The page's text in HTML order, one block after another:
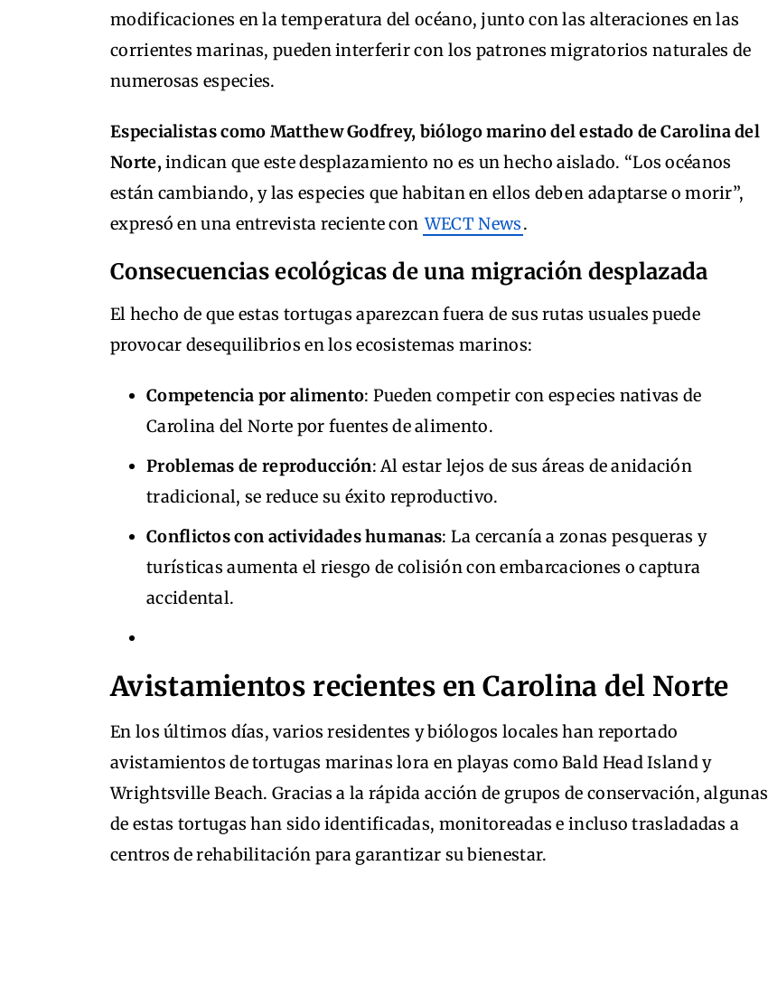
modificaciones en la temperatura del océano, junto con las alteraciones en las
corrientes marinas, pueden interferir con los patrones migratorios naturales de
numerosas especies.
Especialistas como Matthew Godfrey, biólogo marino del estado de Carolina del
Norte,indican que este desplazamiento no es un hecho aislado. “Los océanos
están cambiando, y las especies que habitan en ellos deben adaptarse o morir”,
expresó en una entrevista reciente con WECT News.
Consecuencias ecológicas de una migración desplazada
El hecho de que estas tortugas aparezcan fuera de sus rutas usuales puede
provocar desequilibrios en los ecosistemas marinos:
Competencia por alimento: Pueden competir con especies nativas de
Carolina del Norte por fuentes de alimento.
Problemas de reproducción: Al estar lejos de sus áreas de anidación
tradicional, se reduce su éxito reproductivo.
Conflictos con actividades humanas: La cercanía a zonas pesqueras y
turísticas aumenta el riesgo de colisión con embarcaciones o captura
accidental.
Avistamientos recientes en Carolina del Norte
En los últimos días, varios residentes y biólogos locales han reportado
avistamientos de tortugas marinas lora en playas como Bald Head Island y
Wrightsville Beach. Gracias a la rápida acción de grupos de conservación, algunas
de estas tortugas han sido identificadas, monitoreadas e incluso trasladadas a
centros de rehabilitación para garantizar su bienestar.